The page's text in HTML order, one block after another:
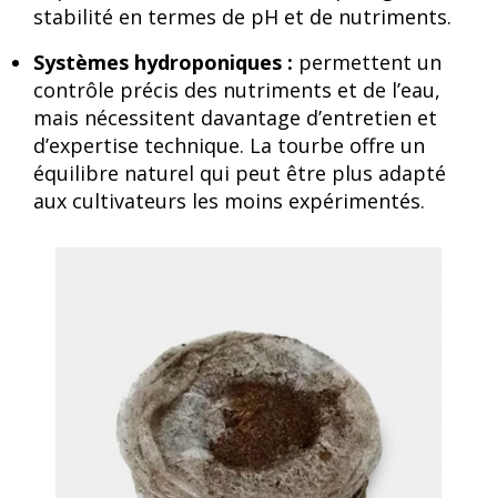
stabilité en termes de pH et de nutriments.
Systèmes hydroponiques : permettent un
contrôle précis des nutriments et de l’eau,
mais nécessitent davantage d’entretien et
d’expertise technique. La tourbe offre un
équilibre naturel qui peut être plus adapté
aux cultivateurs les moins expérimentés.